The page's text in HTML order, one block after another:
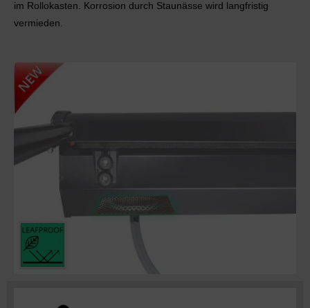
im Rollokasten. Korrosion durch Staunässe wird langfristig
vermieden.